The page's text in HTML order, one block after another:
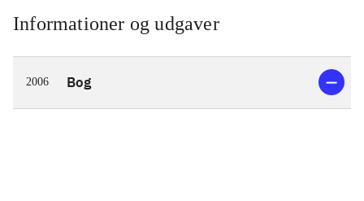
Informationer og udgaver
2006 Bog